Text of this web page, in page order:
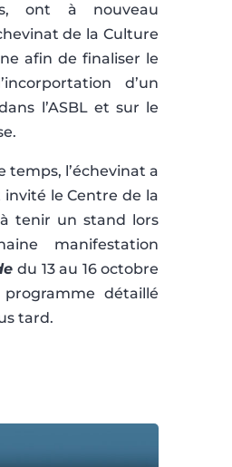
ont à nouveau
de la Culture
afin de finaliser le
d’un
l’ASBL et sur le
temps, l’échevinat a
le Centre de la
tenir un stand lors
manifestation
du 13 au 16 octobre
détaillé
tard.